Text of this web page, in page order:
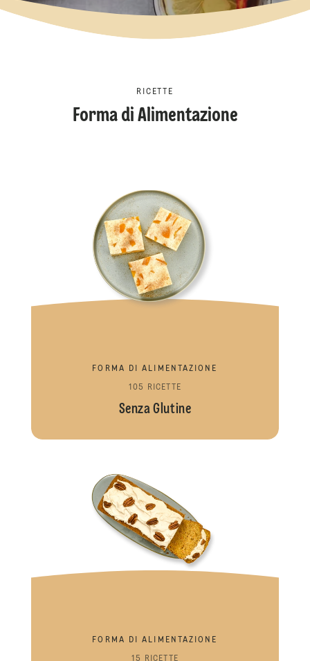
RICETTE
Forma di Alimentazione
FORMA DI ALIMENTAZIONE
105 RICETTE
Senza Glutine
FORMA DI ALIMENTAZIONE
15 RICETTE